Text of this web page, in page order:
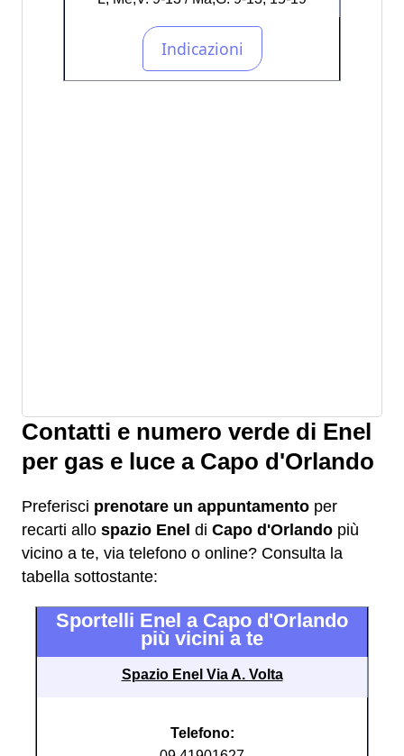
Contatti e numero verde di Enel
per gas e luce a Capo d'Orlando
Preferisci prenotare un appuntamento per
recarti allo spazio Enel di Capo d'Orlando più
vicino a te, via telefono o online? Consulta la
tabella sottostante:
Sportelli Enel a Capo d'Orlando
più vicini a te
Spazio Enel Via A. Volta
Telefono: